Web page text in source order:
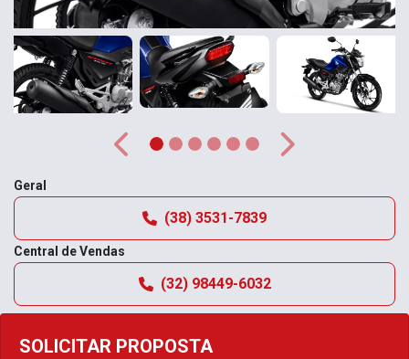
SOLICITAR PROPOSTA
Anterior Próximo
Geral
(38) 3531-7839
Central de Vendas
(32) 98449-6032